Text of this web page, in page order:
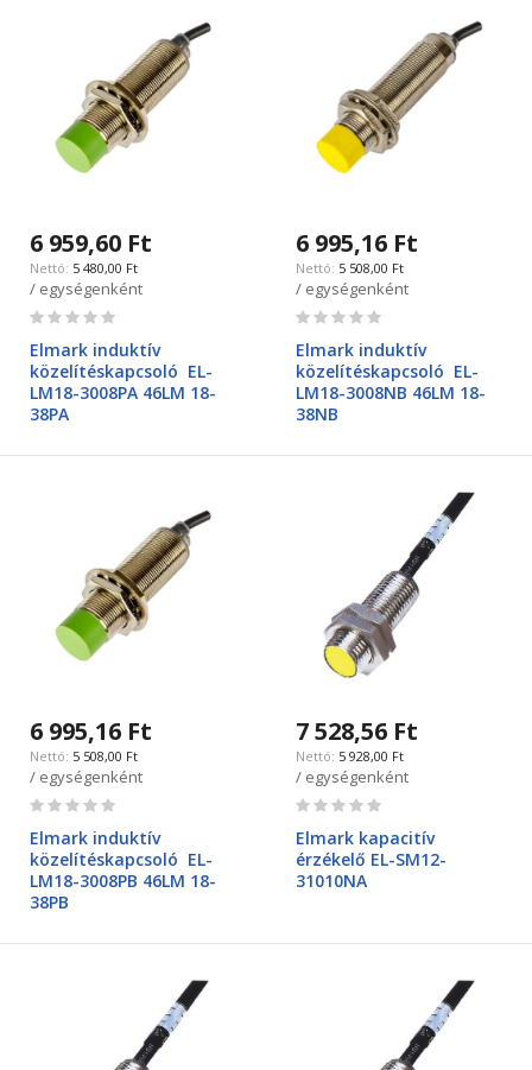
6 959,60 Ft
5 480,00 Ft
/ egységenként
Rating:
Elmark induktív
közelítéskapcsoló EL-
LM18-3008PA 46LM 18-
38PA
6 995,16 Ft
5 508,00 Ft
/ egységenként
Rating:
Elmark induktív
közelítéskapcsoló EL-
LM18-3008NB 46LM 18-
38NB
6 995,16 Ft
5 508,00 Ft
/ egységenként
Rating:
Elmark induktív
közelítéskapcsoló EL-
LM18-3008PB 46LM 18-
38PB
7 528,56 Ft
5 928,00 Ft
/ egységenként
Rating:
Elmark kapacitív
érzékelő EL-SM12-
31010NA